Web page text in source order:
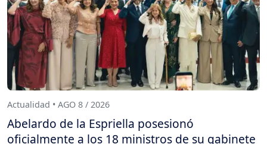
Actualidad • AGO 8 / 2026
Abelardo de la Espriella posesionó
oficialmente a los 18 ministros de su gabinete